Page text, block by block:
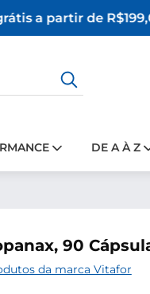
a partir de
DE A À Z
90
da marca Vitafor